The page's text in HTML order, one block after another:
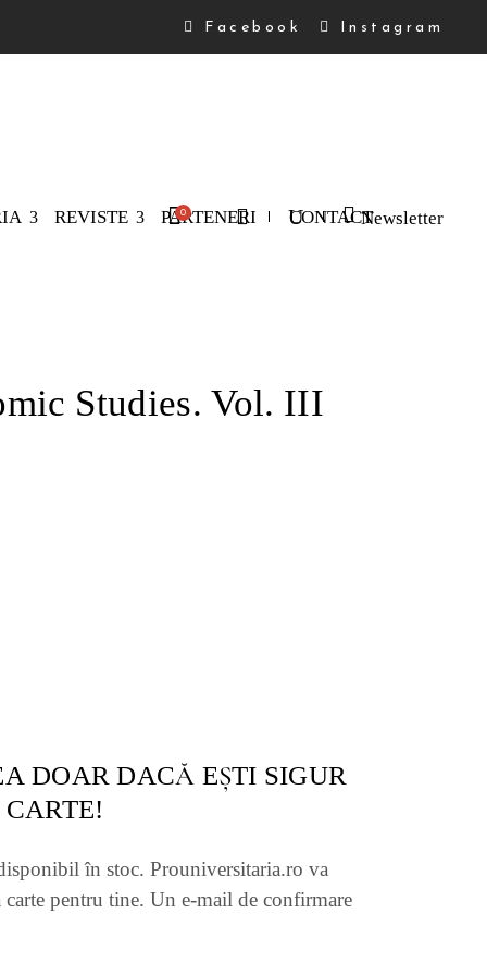
Facebook Instagram
REVISTE PARTENERI CONTACT
0 Newsletter
Studies. Vol. III
DOAR DACĂ EŞTI SIGUR
în stoc. Prouniversitaria.ro va
carte pentru tine. Un e-mail de confirmare